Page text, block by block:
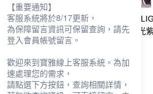
施華蔻FRESHLIGHT
染髮霜經典黑曜藍-款
式隨機
NT$239
施華蔻
炫色染髮霜極光
全站排行
【重要通知】
客服系統將於8/17更新，
為保障留言資訊可保留查詢，請先
登入會員帳號留言。
歡迎來到寶雅線上客服系統。為加
速處理您的需求，
請點選下方按鈕，查詢相關詳情，